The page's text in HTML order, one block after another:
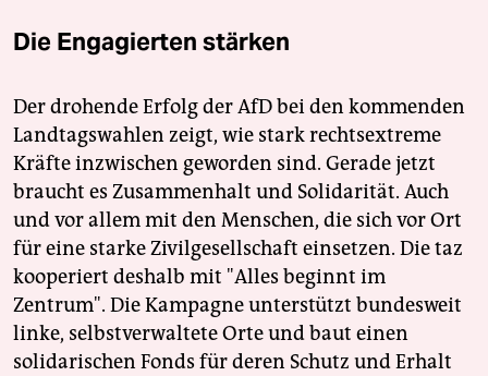
Die Engagierten stärken
Der drohende Erfolg der AfD bei den kommenden
Landtagswahlen zeigt, wie stark rechtsextreme
Kräfte inzwischen geworden sind. Gerade jetzt
braucht es Zusammenhalt und Solidarität. Auch
und vor allem mit den Menschen, die sich vor Ort
für eine starke Zivilgesellschaft einsetzen. Die taz
kooperiert deshalb mit "Alles beginnt im
Zentrum". Die Kampagne unterstützt bundesweit
linke, selbstverwaltete Orte und baut einen
solidarischen Fonds für deren Schutz und Erhalt